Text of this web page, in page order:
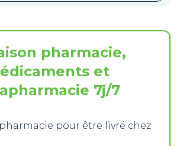
pharmacie,
et
7j/7
pour être livré chez